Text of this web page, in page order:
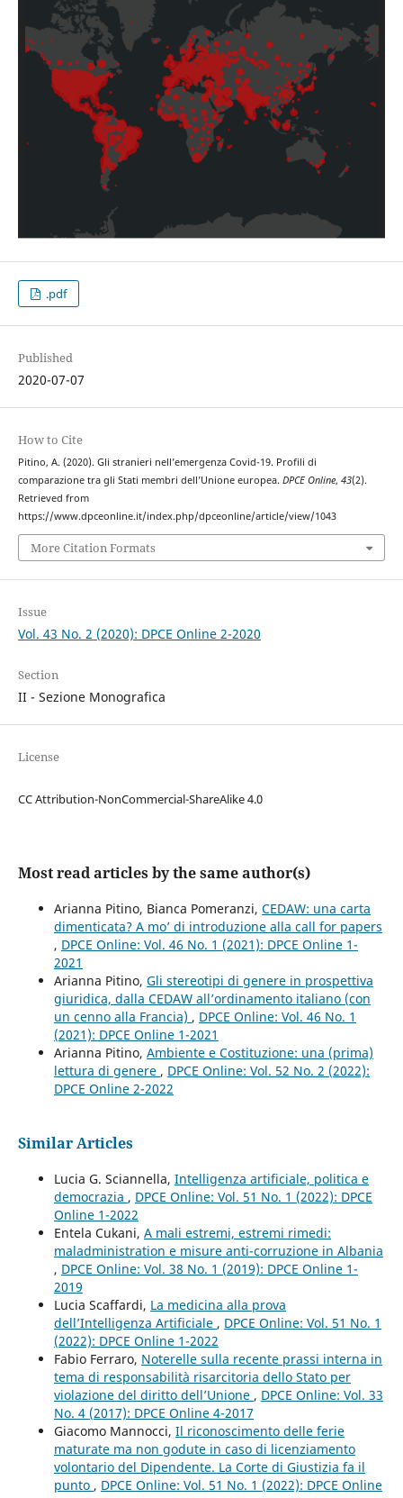
.pdf
Published
2020-07-07
How to Cite
Pitino, A. (2020). Gli stranieri nell’emergenza Covid-19. Profili di
comparazione tra gli Stati membri dell’Unione europea. DPCE Online, 43(2).
Retrieved from
https://www.dpceonline.it/index.php/dpceonline/article/view/1043
More Citation Formats
Issue
Vol. 43 No. 2 (2020): DPCE Online 2-2020
Section
II - Sezione Monografica
License
CC Attribution-NonCommercial-ShareAlike 4.0
Most read articles by the same author(s)
Arianna Pitino, Bianca Pomeranzi, CEDAW: una carta
dimenticata? A mo’ di introduzione alla call for papers
, DPCE Online: Vol. 46 No. 1 (2021): DPCE Online 1-
2021
Arianna Pitino, Gli stereotipi di genere in prospettiva
giuridica, dalla CEDAW all’ordinamento italiano (con
un cenno alla Francia) , DPCE Online: Vol. 46 No. 1
(2021): DPCE Online 1-2021
Arianna Pitino, Ambiente e Costituzione: una (prima)
lettura di genere , DPCE Online: Vol. 52 No. 2 (2022):
DPCE Online 2-2022
Similar Articles
Lucia G. Sciannella, Intelligenza artificiale, politica e
democrazia , DPCE Online: Vol. 51 No. 1 (2022): DPCE
Online 1-2022
Entela Cukani, A mali estremi, estremi rimedi:
maladministration e misure anti-corruzione in Albania
, DPCE Online: Vol. 38 No. 1 (2019): DPCE Online 1-
2019
Lucia Scaffardi, La medicina alla prova
dell’Intelligenza Artificiale , DPCE Online: Vol. 51 No. 1
(2022): DPCE Online 1-2022
Fabio Ferraro, Noterelle sulla recente prassi interna in
tema di responsabilità risarcitoria dello Stato per
violazione del diritto dell’Unione , DPCE Online: Vol. 33
No. 4 (2017): DPCE Online 4-2017
Giacomo Mannocci, Il riconoscimento delle ferie
maturate ma non godute in caso di licenziamento
volontario del Dipendente. La Corte di Giustizia fa il
punto , DPCE Online: Vol. 51 No. 1 (2022): DPCE Online